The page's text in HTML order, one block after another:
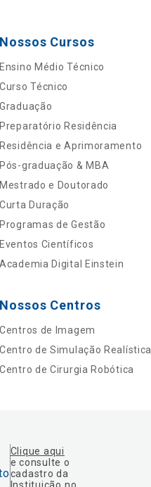
Nossos Cursos
Ensino Médio Técnico
Curso Técnico
Graduação
Preparatório Residência
Residência e Aprimoramento
Pós-graduação & MBA
Mestrado e Doutorado
Curta Duração
Programas de Gestão
Eventos Científicos
Academia Digital Einstein
Nossos Centros
Centros de Imagem
Centro de Simulação Realística
Centro de Cirurgia Robótica
Clique aqui
e consulte o
cadastro da